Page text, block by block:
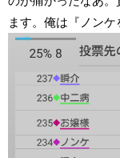
ます。俺は『ノンケ